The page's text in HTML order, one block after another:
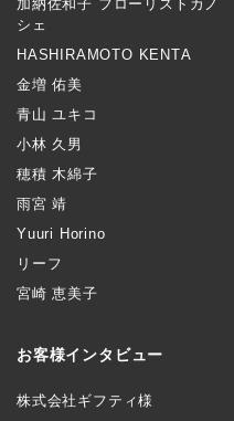
加納佐和子 フローリストカノ
シェ
HASHIRAMOTO KENTA
金増 佑美
青山 ユキコ
小林 久男
穂積 木綿子
雨宮 靖
Yuuri Horino
リーフ
宮崎 恵美子
お客様インタビュー
株式会社ギフティ様